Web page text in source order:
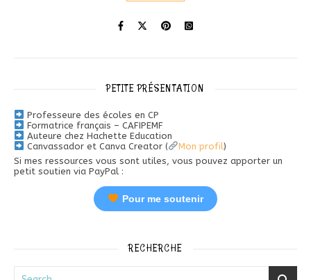
PETITE PRÉSENTATION
Professeure des écoles en CP
Formatrice français – CAFIPEMF
Auteure chez Hachette Education
Canvassador et Canva Creator (
Mon profil)
Si mes ressources vous sont utiles, vous pouvez apporter un
petit soutien via PayPal :
Pour me soutenir
RECHERCHE